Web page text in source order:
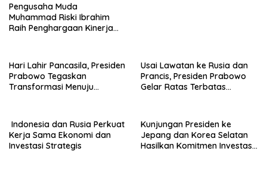
Pengusaha Muda
Muhammad Riski Ibrahim
Raih Penghargaan Kinerja
Hari Lahir Pancasila, Presiden
Prabowo Tegaskan
Transformasi Menuju
Usai Lawatan ke Rusia dan
Prancis, Presiden Prabowo
Gelar Ratas Terbatas
Indonesia dan Rusia Perkuat
Kerja Sama Ekonomi dan
Investasi Strategis
Kunjungan Presiden ke
Jepang dan Korea Selatan
Hasilkan Komitmen Investasi